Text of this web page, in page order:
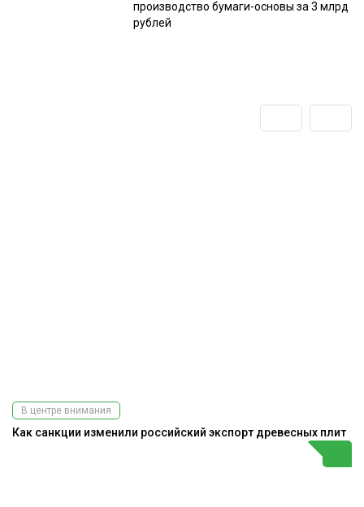
производство бумаги-основы за 3 млрд
рублей
В центре внимания
Как санкции изменили российский экспорт древесных плит